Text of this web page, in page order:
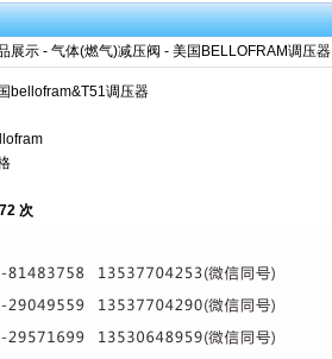
展示 - 气体(燃气)减压阀 - 美国BELLOFRAM调压器
bellofram&T51调压器
次